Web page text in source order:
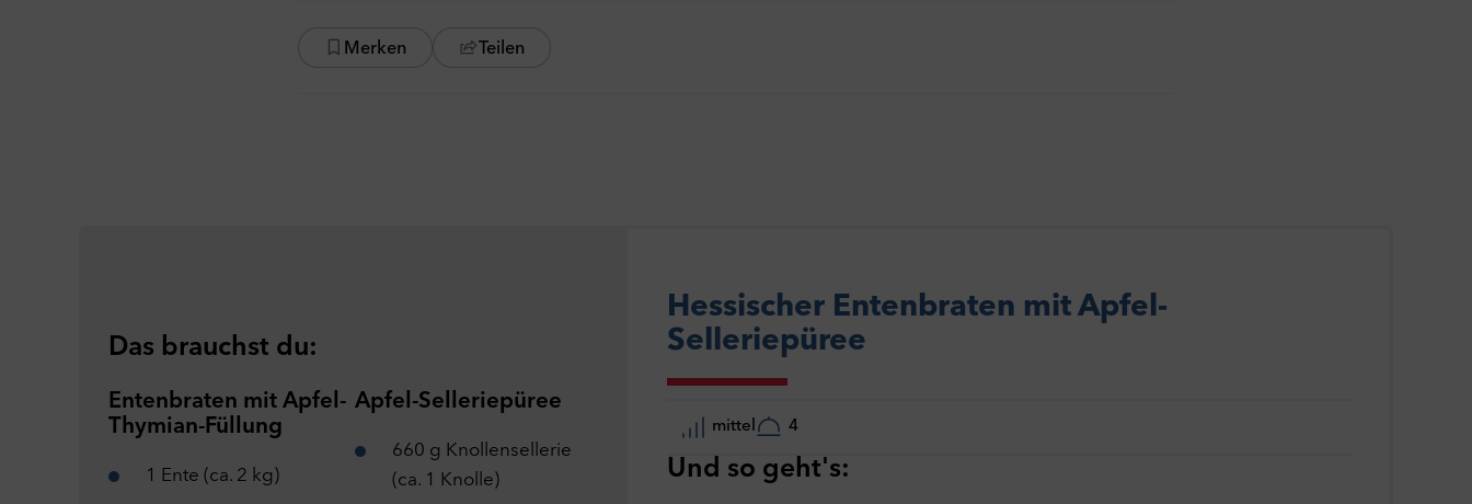
Merken Teilen
Das brauchst du:
Entenbraten mit Apfel-
Thymian-Füllung
1 Ente (ca. 2 kg)
Apfel-Selleriepüree
660 g Knollensellerie
(ca. 1 Knolle)
Hessischer Entenbraten mit Apfel-
Selleriepüree
mittel 4
Und so geht's:
Datenschutzeinstellungen
Hier können Sie Ihre Datenschutz- und Privatsphäreeinstellungen anpassen.
Weitere Informationen finden Sie in unsererDatenschutzerklärung
Notwendige Cookies